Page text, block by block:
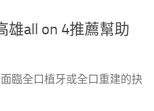
雄all on 4推薦幫助
臨全口植牙或全口重建的抉